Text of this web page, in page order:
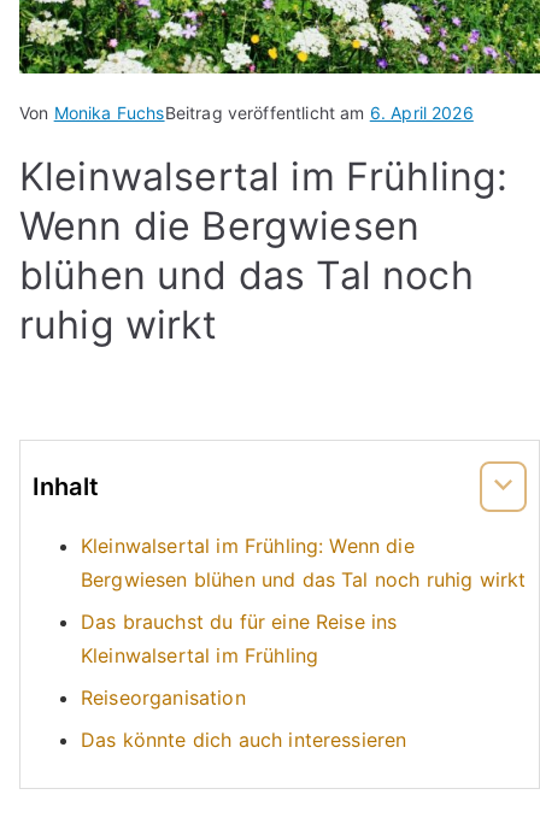
Von Monika FuchsBeitrag veröffentlicht am 6. April 2026
Kleinwalsertal im Frühling:
Wenn die Bergwiesen
blühen und das Tal noch
ruhig wirkt
Inhalt
Kleinwalsertal im Frühling: Wenn die
Bergwiesen blühen und das Tal noch ruhig wirkt
Das brauchst du für eine Reise ins
Kleinwalsertal im Frühling
Reiseorganisation
Das könnte dich auch interessieren